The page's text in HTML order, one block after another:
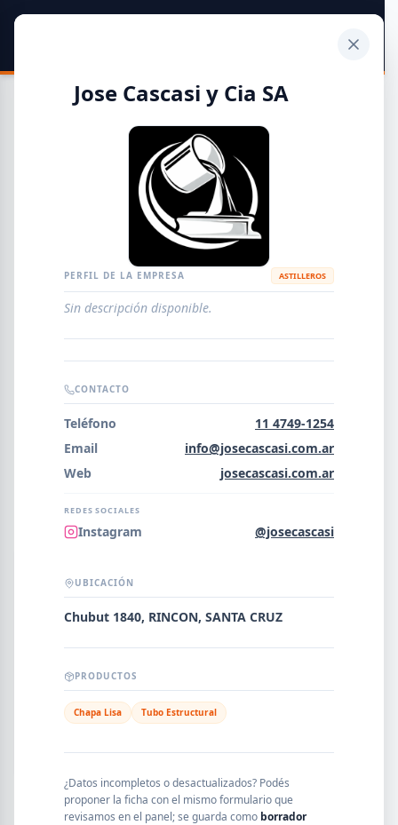
Guía de Empresas Metalúrgicas y Siderúrgicas
METALÚRGICAS
EMPRESAS AGREGAR EMPRESA
Error al cargar empresas.
PROVINCIA
Jose Cascasi y Cia SA
PERFIL DE LA EMPRESA ASTILLEROS
Sin descripción disponible.
CONTACTO
Teléfono
11 4749-1254
Email
info@josecascasi.com.ar
Web
josecascasi.com.ar
REDES SOCIALES
Instagram @josecascasi
UBICACIÓN
Chubut 1840, RINCON, SANTA CRUZ
PRODUCTOS
Chapa Lisa Tubo Estructural
¿Datos incompletos o desactualizados? Podés
proponer la ficha con el mismo formulario que
revisamos en el panel; se guarda como borrador